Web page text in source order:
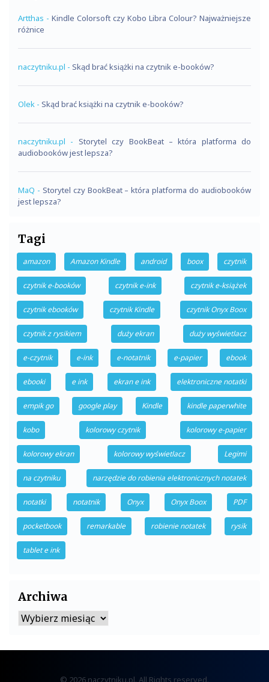
Artthas - Kindle Colorsoft czy Kobo Libra Colour? Najważniejsze
różnice
naczytniku.pl - Skąd brać książki na czytnik e-booków?
Olek - Skąd brać książki na czytnik e-booków?
naczytniku.pl - Storytel czy BookBeat – która platforma do
audiobooków jest lepsza?
MaQ - Storytel czy BookBeat – która platforma do audiobooków
jest lepsza?
Tagi
amazon Amazon Kindle android boox czytnik
czytnik e-booków czytnik e-ink czytnik e-książek
czytnik ebooków czytnik Kindle czytnik Onyx Boox
czytnik z rysikiem duży ekran duży wyświetlacz
e-czytnik e-ink e-notatnik e-papier ebook
ebooki e ink ekran e ink elektroniczne notatki
empik go google play Kindle kindle paperwhite
kobo kolorowy czytnik kolorowy e-papier
kolorowy ekran kolorowy wyświetlacz Legimi
na czytniku narzędzie do robienia elektronicznych notatek
notatki notatnik Onyx Onyx Boox PDF
pocketbook remarkable robienie notatek rysik
tablet e ink
Archiwa
Archiwa
© 2026 naczytniku.pl. All Rights reserved.